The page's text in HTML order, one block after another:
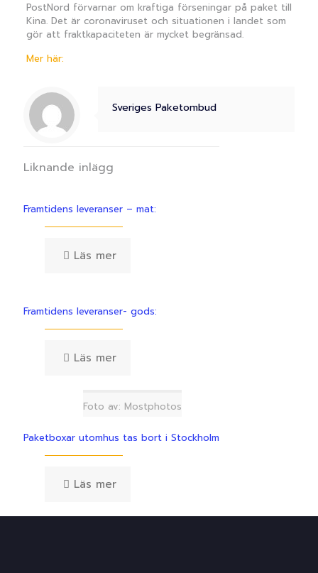
PostNord förvarnar om kraftiga förseningar på paket till
Kina. Det är coronaviruset och situationen i landet som
gör att fraktkapaciteten är mycket begränsad.
Mer här:
Sveriges Paketombud
Liknande inlägg
Framtidens leveranser – mat:
Läs mer
Framtidens leveranser- gods:
Läs mer
Foto av: Mostphotos
Paketboxar utomhus tas bort i Stockholm
Läs mer